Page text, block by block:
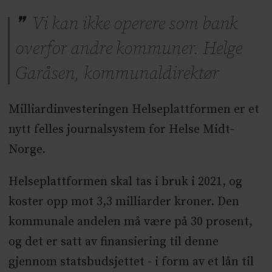
Vi kan ikke operere som bank
overfor andre kommuner. Helge
Garåsen, kommunaldirektør
Milliardinvesteringen Helseplattformen er et
nytt felles journalsystem for Helse Midt-
Norge.
Helseplattformen skal tas i bruk i 2021, og
koster opp mot 3,3 milliarder kroner. Den
kommunale andelen må være på 30 prosent,
og det er satt av finansiering til denne
gjennom statsbudsjettet - i form av et lån til